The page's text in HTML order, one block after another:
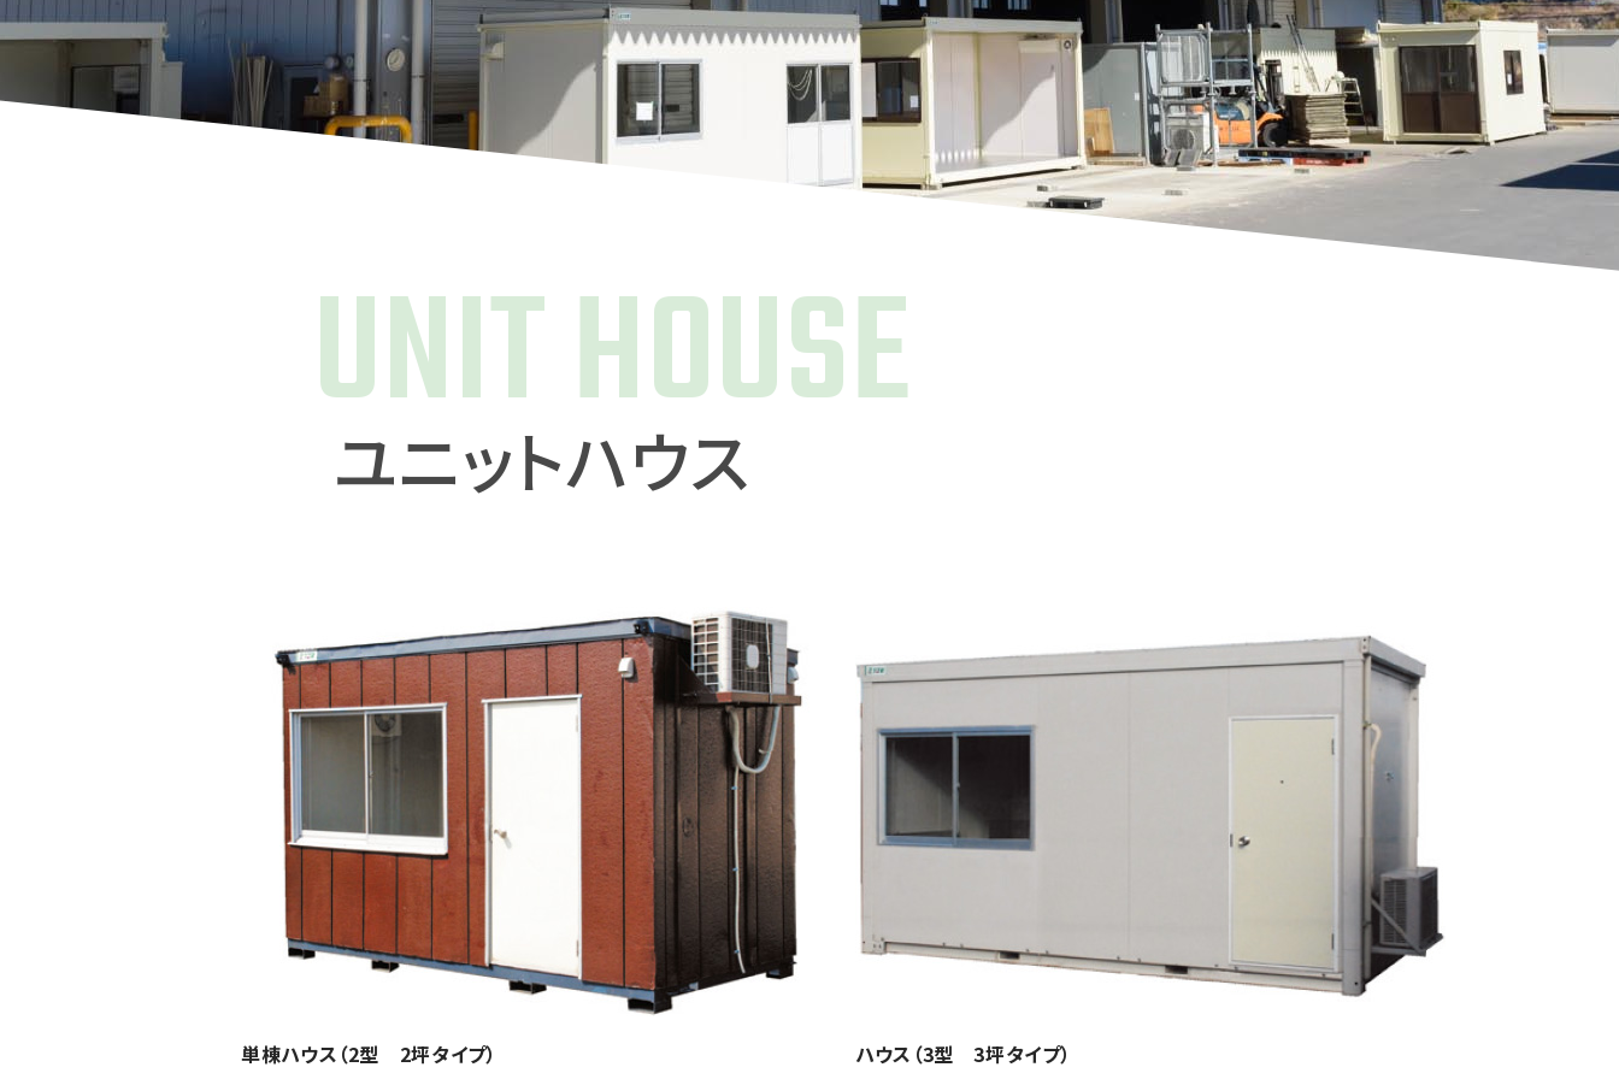
UNIT HOUSE
ユニットハウス
単棟ハウス（2型 2坪タイプ） ハウス（3型 3坪タイプ）